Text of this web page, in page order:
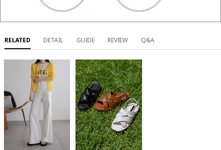
RELATED DETAIL GUIDE REVIEW Q&A